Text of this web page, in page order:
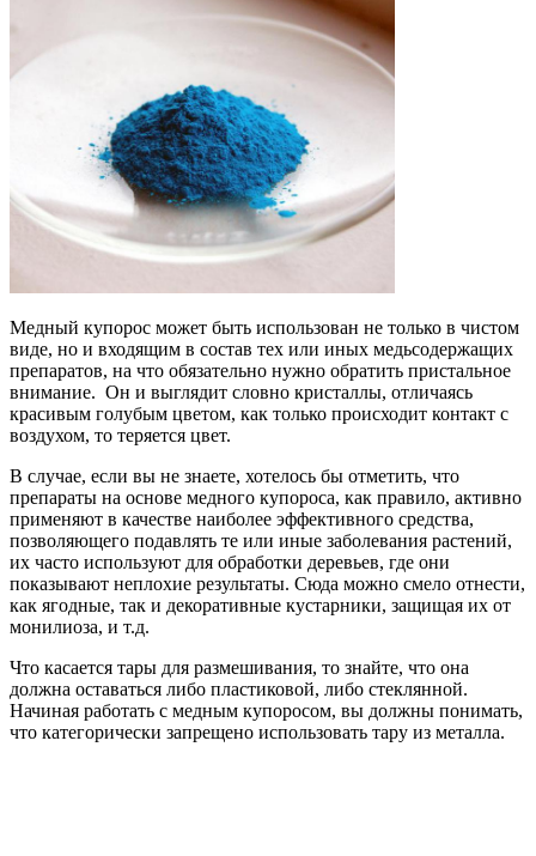
Медный купорос может быть использован не только в чистом
виде, но и входящим в состав тех или иных медьсодержащих
препаратов, на что обязательно нужно обратить пристальное
внимание. Он и выглядит словно кристаллы, отличаясь
красивым голубым цветом, как только происходит контакт с
воздухом, то теряется цвет.
В случае, если вы не знаете, хотелось бы отметить, что
препараты на основе медного купороса, как правило, активно
применяют в качестве наиболее эффективного средства,
позволяющего подавлять те или иные заболевания растений,
их часто используют для обработки деревьев, где они
показывают неплохие результаты. Сюда можно смело отнести,
как ягодные, так и декоративные кустарники, защищая их от
монилиоза, и т.д.
Что касается тары для размешивания, то знайте, что она
должна оставаться либо пластиковой, либо стеклянной.
Начиная работать с медным купоросом, вы должны понимать,
что категорически запрещено использовать тару из металла.